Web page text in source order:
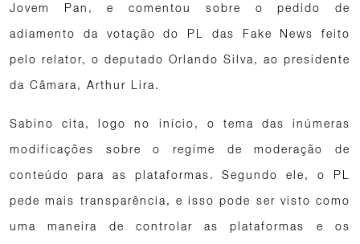
Jovem Pan, e comentou sobre o pedido de
adiamento da votação do PL das Fake News feito
pelo relator, o deputado Orlando Silva, ao presidente
da Câmara, Arthur Lira.
Sabino cita, logo no início, o tema das inúmeras
modificações sobre o regime de moderação de
conteúdo para as plataformas. Segundo ele, o PL
pede mais transparência, e isso pode ser visto como
uma maneira de controlar as plataformas e os